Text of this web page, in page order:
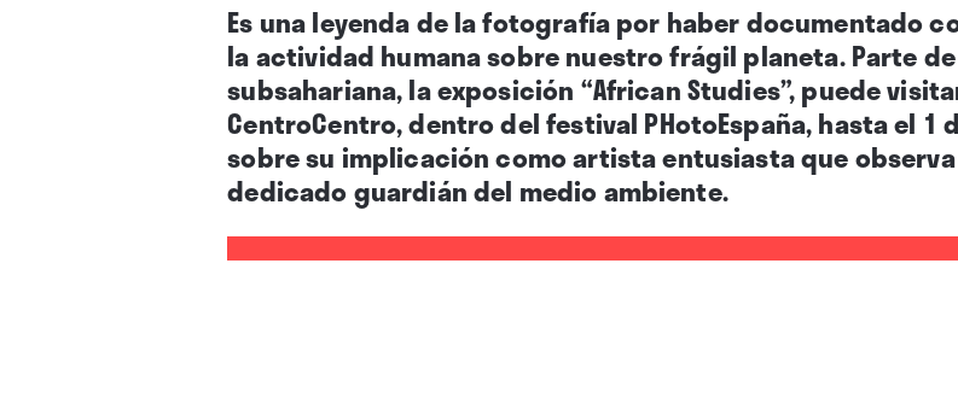
Es una leyenda de la fotografía por haber documentado
la actividad humana sobre nuestro frágil planeta. Parte
subsahariana, la exposición “African Studies”, puede
CentroCentro,dentro del festival PHotoEspaña,hasta el 1
sobre su implicación como artista entusiasta que
dedicado guardián del medio ambiente.